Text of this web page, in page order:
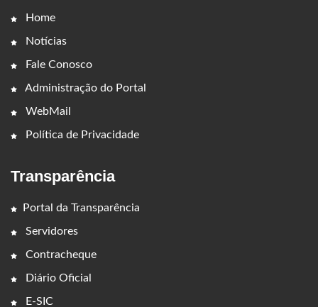
Home
Notícias
Fale Conosco
Administração do Portal
WebMail
Política de Privacidade
Transparência
Portal da Transparência
Servidores
Contracheque
Diário Oficial
E-SIC